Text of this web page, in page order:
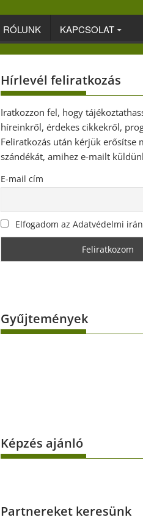
RÓLUNK KAPCSOLAT
Hírlevél feliratkozás
Iratkozzon fel, hogy
híreinkről, érdekes cikkekről,
Feliratkozás után kérjük erősítse
szándékát, amihez e-mailt
E-mail cím
Elfogadom az Adatvédelmi
Gyűjtemények
Képzés ajánló
Partnereket keresünk